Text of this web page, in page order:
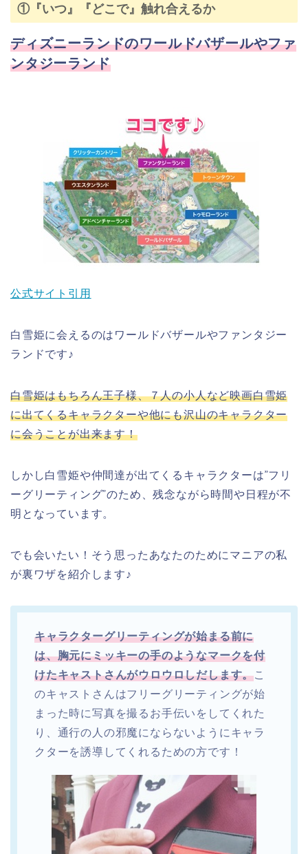
①『いつ』『どこで』触れ合えるか
ディズニーランドのワールドバザールやファ
ンタジーランド
公式サイト引用
白雪姫に会えるのはワールドバザールやファンタジー
ランドです♪
白雪姫はもちろん王子様、７人の小人など映画白雪姫
に出てくるキャラクターや他にも沢山のキャラクター
に会うことが出来ます！
しかし白雪姫や仲間達が出てくるキャラクターは”フリ
ーグリーティング”のため、残念ながら時間や日程が不
明となっています。
でも会いたい！そう思ったあなたのためにマニアの私
が裏ワザを紹介します♪
キャラクターグリーティングが始まる前に
は、胸元にミッキーの手のようなマークを付
けたキャストさんがウロウロしだします。こ
のキャストさんはフリーグリーティングが始
まった時に写真を撮るお手伝いをしてくれた
り、通行の人の邪魔にならないようにキャラ
クターを誘導してくれるための方です！